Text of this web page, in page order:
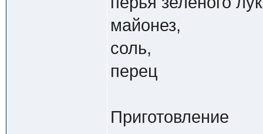
майонез,
соль,
перец
Приготовление